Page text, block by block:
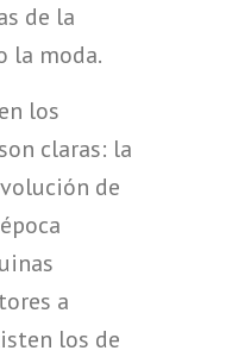
de la
la moda.
los
claras: la
de
a
los de